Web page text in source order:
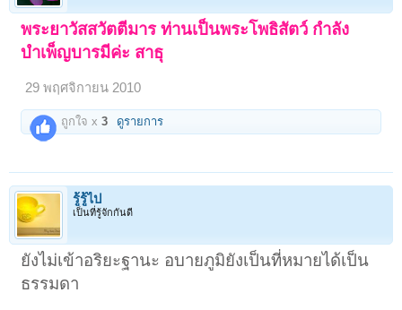
พระยาวัสสวัตตีมาร ท่านเป็นพระโพธิสัตว์ กำลัง
บำเพ็ญบารมีค่ะ สาธุ
29 พฤศจิกายน 2010
ถูกใจ x3 ดูรายการ
รู้รู้ไป
เป็นที่รู้จักกันดี
ยังไม่เข้าอริยะฐานะ อบายภูมิยังเป็นที่หมายได้เป็น
ธรรมดา